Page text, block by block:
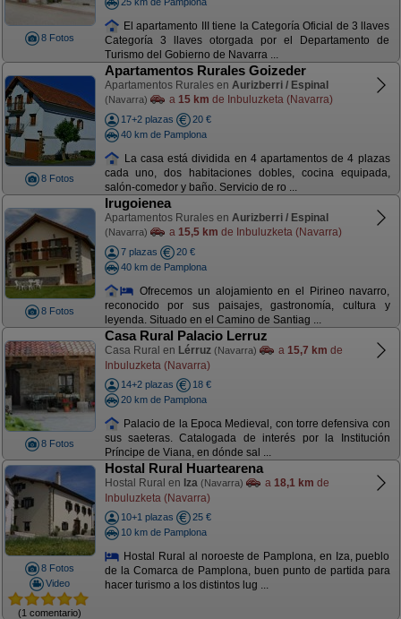
8 Fotos
El apartamento III tiene la Categoría Oficial de 3 llaves
Categoría 3 llaves otorgada por el Departamento de
Turismo del Gobierno de Navarra ...
8 Fotos
Apartamentos Rurales Goizeder
Apartamentos Rurales en Aurizberri / Espinal
(Navarra) a 15 km de Inbuluzketa (Navarra)
17+2 plazas
20 €
40 km de Pamplona
La casa está dividida en 4 apartamentos de 4 plazas
cada uno, dos habitaciones dobles, cocina equipada,
salón-comedor y baño. Servicio de ro ...
8 Fotos
Irugoienea
Apartamentos Rurales en Aurizberri / Espinal
(Navarra) a 15,5 km de Inbuluzketa (Navarra)
7 plazas
20 €
40 km de Pamplona
Ofrecemos un alojamiento en el Pirineo navarro,
reconocido por sus paisajes, gastronomía, cultura y
leyenda. Situado en el Camino de Santiag ...
8 Fotos
Casa Rural Palacio Lerruz
Casa Rural en Lérruz (Navarra) a 15,7 km de
Inbuluzketa (Navarra)
14+2 plazas
18 €
20 km de Pamplona
Palacio de la Epoca Medieval, con torre defensiva con
sus saeteras. Catalogada de interés por la Institución
Príncipe de Viana, en dónde sal ...
8 Fotos
Video
(1 comentario)
Hostal Rural Huartearena
Hostal Rural en Iza (Navarra) a 18,1 km de
Inbuluzketa (Navarra)
10+1 plazas
25 €
10 km de Pamplona
Hostal Rural al noroeste de Pamplona, en Iza, pueblo
de la Comarca de Pamplona, buen punto de partida para
hacer turismo a los distintos lug ...